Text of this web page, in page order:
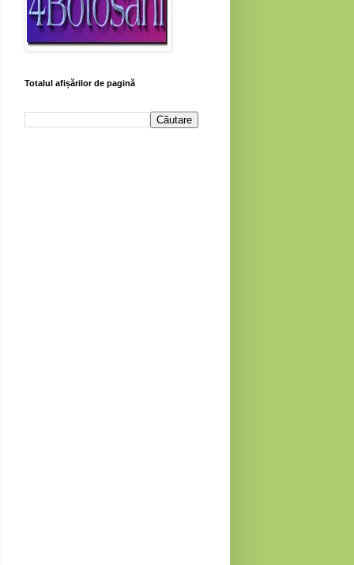
Totalul afișărilor de pagină